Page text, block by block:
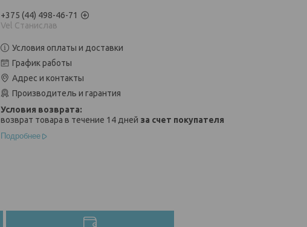
+375 (44) 498-46-71
Vel Станислав
Условия оплаты и доставки
График работы
Адрес и контакты
Производитель и гарантия
возврат товара в течение 14 дней за счет покупателя
Подробнее